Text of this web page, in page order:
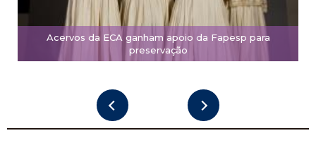
Acervos da ECA ganham apoio da Fapesp para
preservação